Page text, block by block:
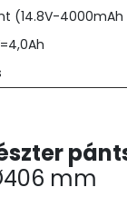
(14.8V-4000mAh
mm